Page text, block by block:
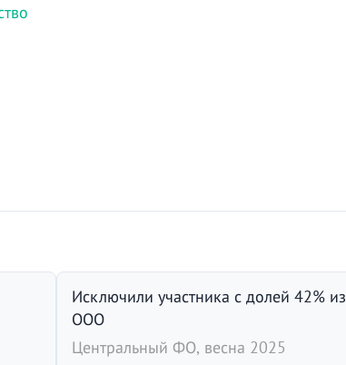
Исключили участника с долей 42% из
ООО
Центральный ФО, весна 2025